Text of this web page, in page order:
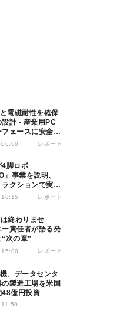
設計 - 産業用PC
ェースに安全絶
レポート
4脚ロボ
」事業を説明、
ラクションで実用
レポート
ー責任者が語る発
次の章”
レポート
製造工場を米国
億円投資